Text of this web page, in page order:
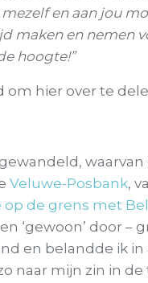
en aan jou
maken en nemen
hoogte!”
om hier over te
Veluwe-Posbank,
de grens met
en ‘gewoon’ door –
en belandde ik
naar mijn zin in